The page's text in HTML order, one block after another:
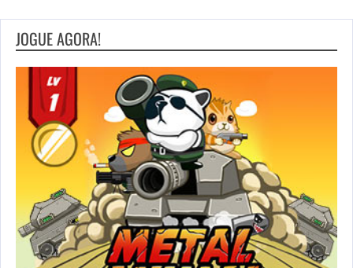
JOGUE AGORA!